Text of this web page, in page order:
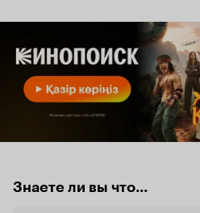
Знаете ли вы что...